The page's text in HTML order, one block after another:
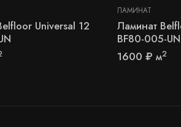
Universal 12
ЛАМИНАТ
Ламинат
BF80-005-UN
1600₽ м2